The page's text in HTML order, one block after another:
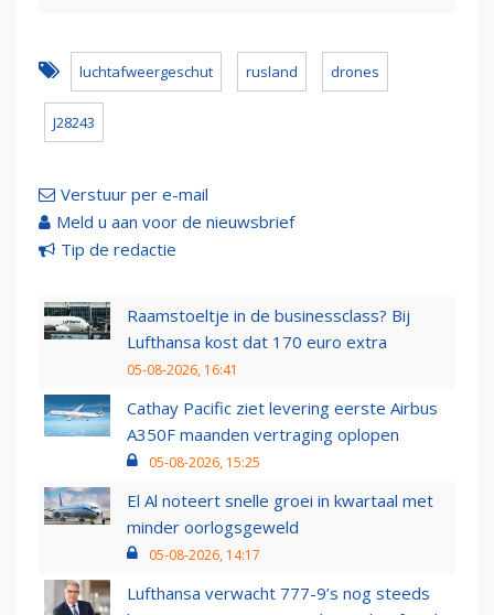
luchtafweergeschut rusland drones
J28243
Verstuur per e-mail
Meld u aan voor de nieuwsbrief
Tip de redactie
Raamstoeltje in de businessclass? Bij
Lufthansa kost dat 170 euro extra
05-08-2026, 16:41
Cathay Pacific ziet levering eerste Airbus
A350F maanden vertraging oplopen
05-08-2026, 15:25
El Al noteert snelle groei in kwartaal met
minder oorlogsgeweld
05-08-2026, 14:17
Lufthansa verwacht 777-9’s nog steeds